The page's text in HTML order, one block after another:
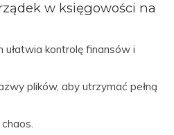
w księgowości na
kontrolę finansów i
plików, aby utrzymać pełną